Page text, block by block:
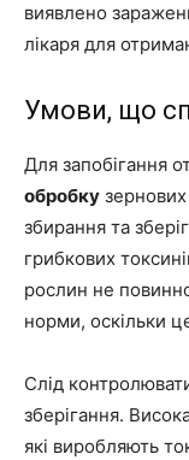
виявлено
лікаря для
Умови, що
Для запобігання
обробку
збирання та
грибкових
рослин не
норми, оскільки
Слід
зберігання.
які виробляють